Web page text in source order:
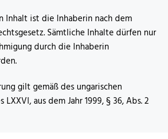
ist die Inhaberin nach dem
Sämtliche Inhalte dürfen nur
durch die Inhaberin
gilt gemäß des ungarischen
aus dem Jahr 1999, § 36, Abs. 2